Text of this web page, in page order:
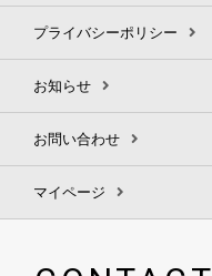
プライバシーポリシー
お知らせ
お問い合わせ
マイページ